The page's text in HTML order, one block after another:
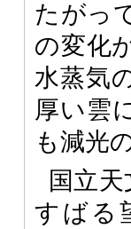
たがっ
の変化
水蒸気
厚い雲
も減光
国立
すばる